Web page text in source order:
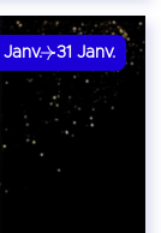
Janv. 31 Janv.